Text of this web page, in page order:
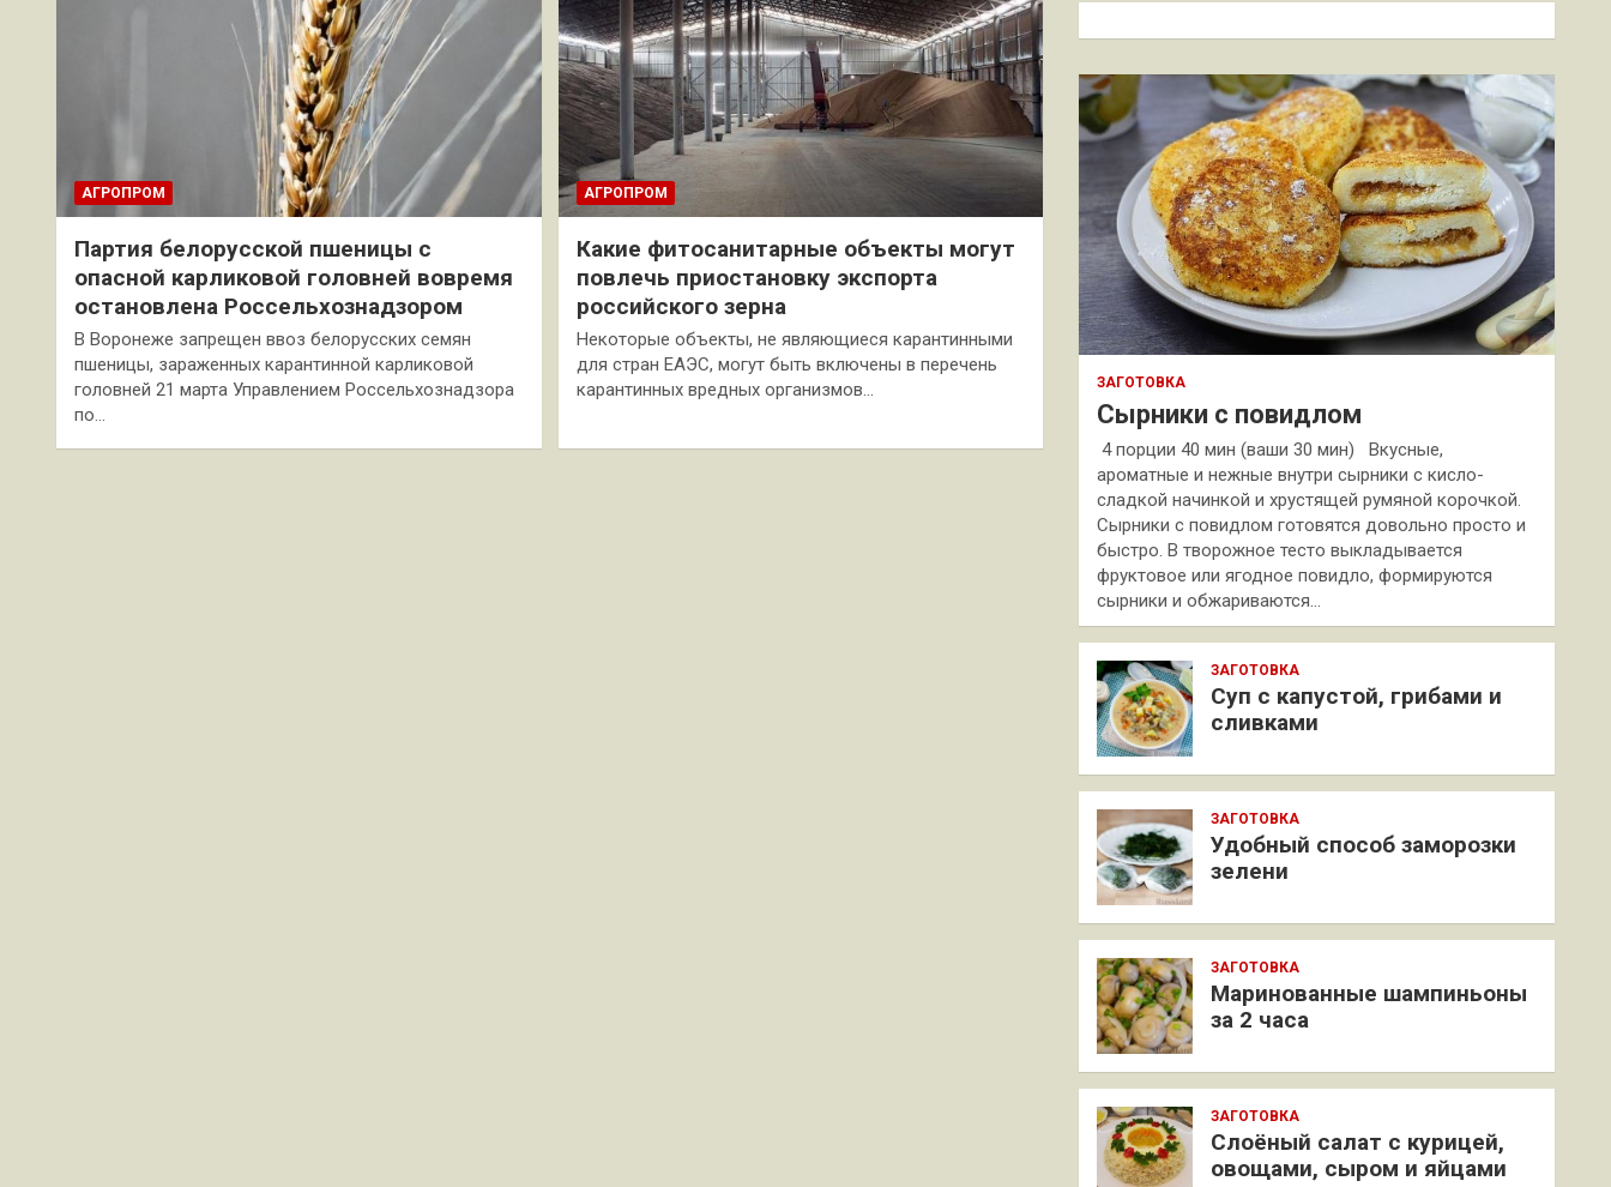
АГРОПРОМ
Партия белорусской пшеницы с
опасной карликовой головней вовремя
остановлена Россельхознадзором
В Воронеже запрещен ввоз белорусских семян
пшеницы, зараженных карантинной карликовой
головней 21 марта Управлением Россельхознадзора
по…
АГРОПРОМ
Какие фитосанитарные объекты могут
повлечь приостановку экспорта
российского зерна
Некоторые объекты, не являющиеся карантинными
для стран ЕАЭС, могут быть включены в перечень
карантинных вредных организмов…
к
ЗАГОТОВКА
Сырники с повидлом
4 порции 40 мин (ваши 30 мин) Вкусные,
ароматные и нежные внутри сырники с кисло-
сладкой начинкой и хрустящей румяной корочкой.
Сырники с повидлом готовятся довольно просто и
быстро. В творожное тесто выкладывается
фруктовое или ягодное повидло, формируются
сырники и обжариваются…
ЗАГОТОВКА
Суп с капустой, грибами и
сливками
ЗАГОТОВКА
Удобный способ заморозки
зелени
ЗАГОТОВКА
Маринованные шампиньоны
за 2 часа
ЗАГОТОВКА
Слоёный салат с курицей,
овощами, сыром и яйцами